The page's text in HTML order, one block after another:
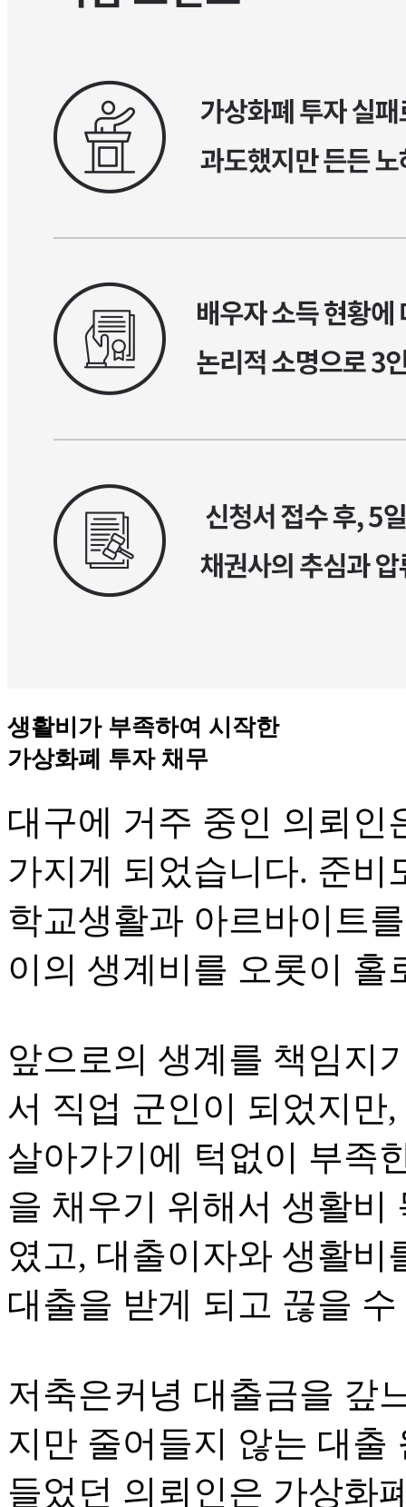
생활비가 부족하여 시작한
가상화폐 투자 채무
대구에 거주 중인 의뢰인
가지게 되었습니다. 준비
학교생활과 아르바이트
이의 생계비를 오롯이 홀
앞으로의 생계를 책임지
서 직업 군인이 되었지만
살아가기에 턱없이 부족
을 채우기 위해서 생활비
였고, 대출이자와 생활비
대출을 받게 되고 끊을
저축은커녕 대출금을 갚
지만 줄어들지 않는 대출
들었던 의뢰인은 가상화